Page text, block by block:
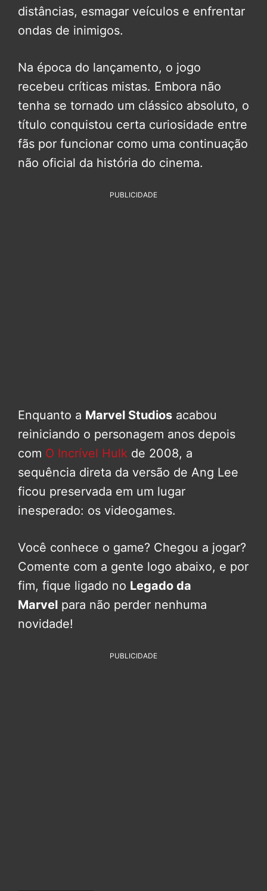
distâncias, esmagar veículos e enfrentar
ondas de inimigos.
Na época do lançamento, o jogo
recebeu críticas mistas. Embora não
tenha se tornado um clássico absoluto, o
título conquistou certa curiosidade entre
fãs por funcionar como uma continuação
não oficial da história do cinema.
PUBLICIDADE
Enquanto a Marvel Studios acabou
reiniciando o personagem anos depois
com O Incrível Hulk de 2008, a
sequência direta da versão de Ang Lee
ficou preservada em um lugar
inesperado: os videogames.
Você conhece o game? Chegou a jogar?
Comente com a gente logo abaixo, e por
fim, fique ligado no Legado da
Marvel para não perder nenhuma
novidade!
PUBLICIDADE